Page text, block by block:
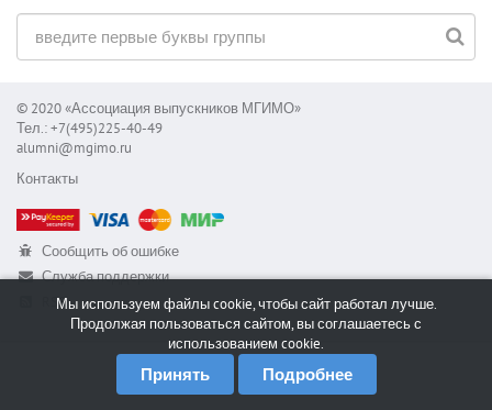
© 2020 «Ассоциация выпускников МГИМО»
Тел.: +7(495)225-40-49
alumni@mgimo.ru
Контакты
Сообщить об ошибке
Служба поддержки
RSSМы используем файлы cookie, чтобы сайт работал лучше.
Продолжая пользоваться сайтом, вы соглашаетесь с
использованием cookie.
Принять Подробнее